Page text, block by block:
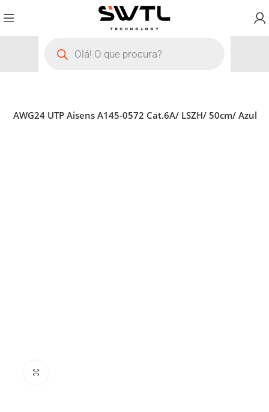
AWG24 UTP Aisens A145-0572 Cat.6A/ LSZH/ 50cm/ Azul